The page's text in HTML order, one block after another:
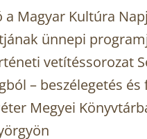
Magyar Kultúra
ünnepi
vetítéssorozat
– beszélegetés
Megyei